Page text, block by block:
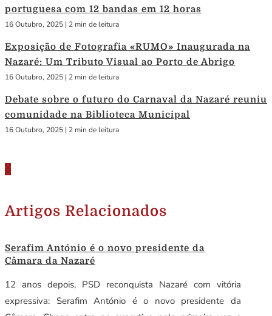
portuguesa com 12 bandas em 12 horas
16 Outubro, 2025 | 2 min de leitura
Exposição de Fotografia «RUMO» Inaugurada na
Nazaré: Um Tributo Visual ao Porto de Abrigo
16 Outubro, 2025 | 2 min de leitura
Debate sobre o futuro do Carnaval da Nazaré reuniu
comunidade na Biblioteca Municipal
16 Outubro, 2025 | 2 min de leitura
Artigos Relacionados
Serafim António é o novo presidente da
Câmara da Nazaré
12 anos depois, PSD reconquista Nazaré com vitória
expressiva: Serafim António é o novo presidente da